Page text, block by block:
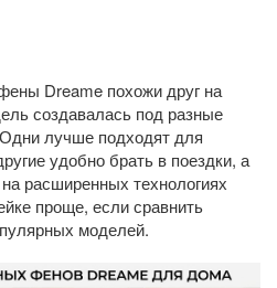
Dreame похожи друг на
создавалась под разные
лучше подходят для
удобно брать в поездки, а
расширенных технологиях
проще, если сравнить
моделей.